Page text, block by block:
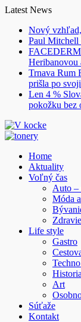
Skip
content
Latest News
Nový vzhľad,
Paul Mitchell
Trnava Rum
prišla po
Len 4 %
pokožku bez
Home
Aktuality
Voľný čas
Auto –
Móda
Zdravie
Life style
Gastro
Art
Súťaže
Kontakt